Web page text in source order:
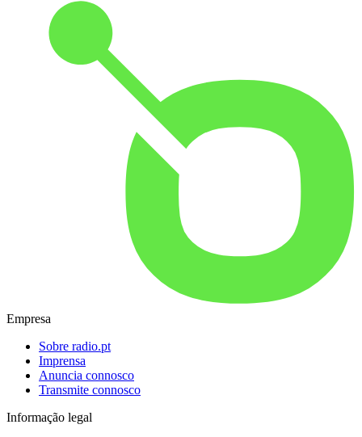
Empresa
Sobre radio.pt
Imprensa
Anuncia connosco
Transmite connosco
Informação legal